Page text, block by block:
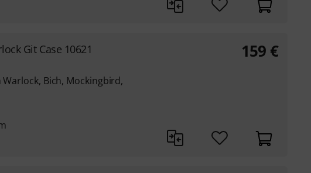
Git Case 10621
Warlock, Bich, Mockingbird,
159 €